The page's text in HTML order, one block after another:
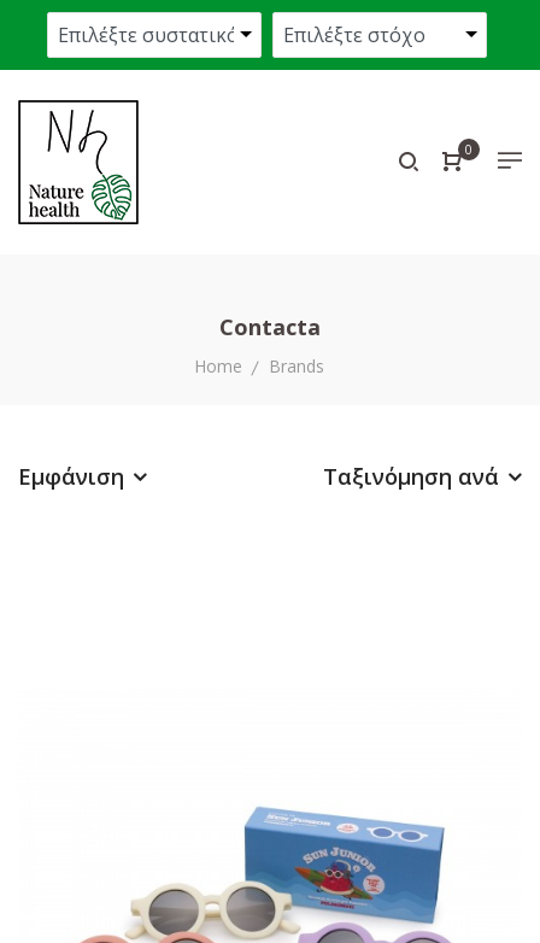
0
Contacta
Home Brands
Εμφάνιση Ταξινόμηση ανά